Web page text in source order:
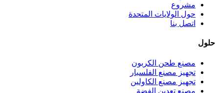
مشروع
حول الولايات المتحدة
اتصل بنا
حلول
مصنع طحن الكربون
تجهيز مصنع الفلسبار
تجهيز مصنع الكاولين
مصنع تعدين الفضة